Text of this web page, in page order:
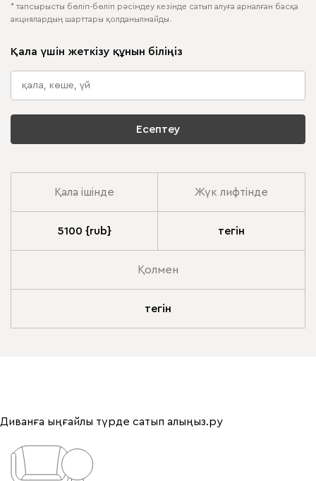
* тапсырысты бөліп-бөліп рәсімдеу кезінде сатып алуға арналған басқа
акциялардың шарттары қолданылмайды.
Қала үшін жеткізу құнын біліңіз
Есептеу
Қала ішінде Жүк лифтінде
5100 {rub} тегін
Қолмен
тегін
Диванға ыңғайлы түрде сатып алыңыз.ру